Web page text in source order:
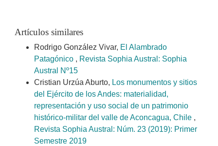
Artículos similares
Rodrigo González Vivar, El Alambrado
Patagónico , Revista Sophia Austral: Sophia
Austral Nº15
Cristian Urzúa Aburto, Los monumentos y sitios
del Ejército de los Andes: materialidad,
representación y uso social de un patrimonio
histórico-militar del valle de Aconcagua, Chile ,
Revista Sophia Austral: Núm. 23 (2019): Primer
Semestre 2019